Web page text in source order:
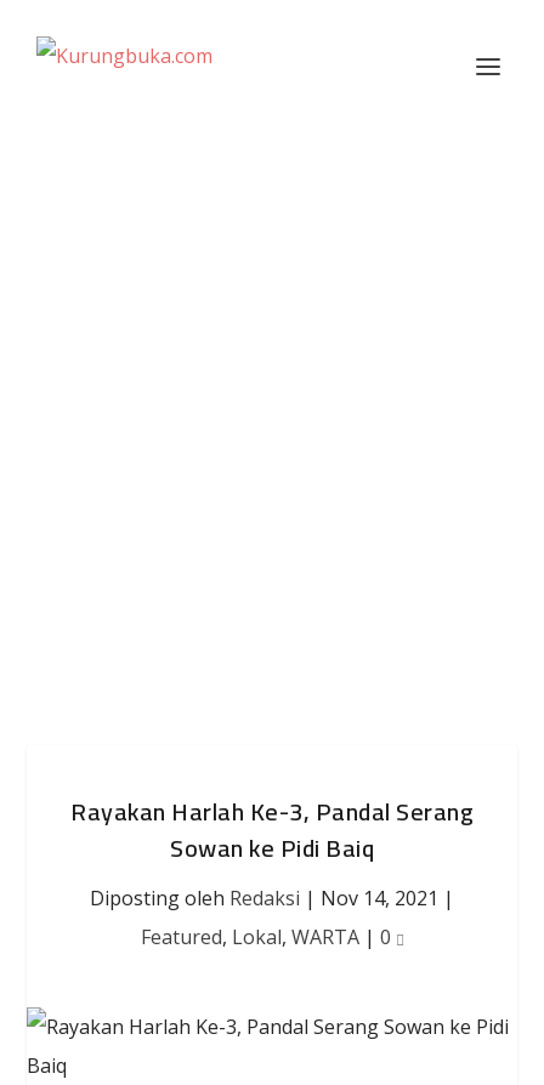
Rayakan Harlah Ke-3, Pandal Serang
Sowan ke Pidi Baiq
Diposting oleh Redaksi | Nov 14, 2021 |
Featured, Lokal, WARTA| 0